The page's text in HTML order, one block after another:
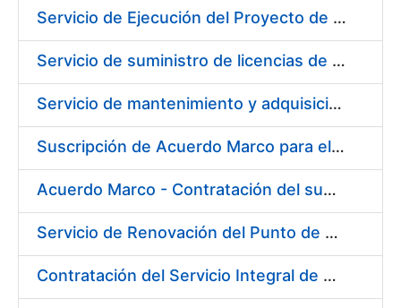
Servicio de Ejecución del Proyecto de Diseño, Construcción, Montaje, Desmontaje y Transporte de Stands para las diferentes Ferias Nacionales e Internacionales a celebrar durante 2020
Servicio de suministro de licencias de productos BES12
Servicio de mantenimiento y adquisición de las tapas automáticas HYGOLET instaladas en la FNMT-RCM de Madrid, y el suministro de rollos de plásticos originales
Suscripción de Acuerdo Marco para el Suministro de Material de Ferretería para la Entidad Pública Empresarial Fábrica Nacional de Moneda y Timbre-Real Casa de la Moneda (FNMT-RCM)
Acuerdo Marco - Contratación del suministro de Material de Electricidad para la Fábrica de papel de Burgos. PA AM /FP/004/2020-2021
Servicio de Renovación del Punto de Venta de la Tienda del Museo de la FNMT-RCM
Contratación del Servicio Integral de Cardioprotección para sus Sedes de Madrid y Burgos